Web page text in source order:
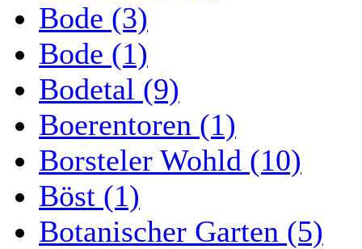
Bode (3)
Bode (1)
Bodetal (9)
Boerentoren (1)
Borsteler Wohld (10)
Böst (1)
Botanischer Garten (5)